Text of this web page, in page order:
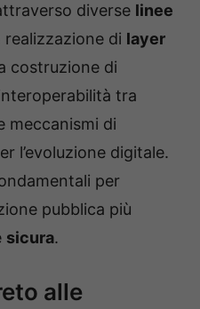
diverse linee
realizzazione di layer
costruzione di
tra
meccanismi di
l’evoluzione digitale.
per
pubblica più
sicura.
alle